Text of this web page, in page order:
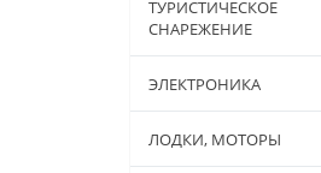
ТУРИСТИЧЕСКОЕ
СНАРЕЖЕНИЕ
ЭЛЕКТРОНИКА
ЛОДКИ, МОТОРЫ